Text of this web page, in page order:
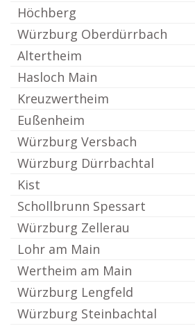
Höchberg
Würzburg Oberdürrbach
Altertheim
Hasloch Main
Kreuzwertheim
Eußenheim
Würzburg Versbach
Würzburg Dürrbachtal
Kist
Schollbrunn Spessart
Würzburg Zellerau
Lohr am Main
Wertheim am Main
Würzburg Lengfeld
Würzburg Steinbachtal